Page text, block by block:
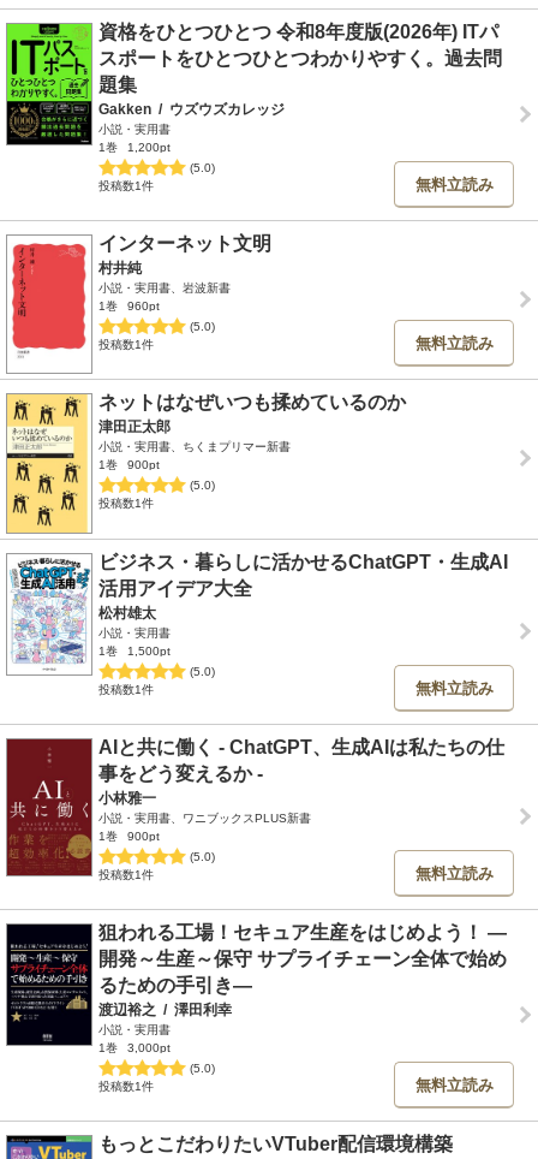
資格をひとつひとつ 令和8年度版(2026年) ITパ
スポートをひとつひとつわかりやすく。過去問
題集
Gakken / ウズウズカレッジ
小説・実用書
1巻
1,200pt
(5.0)
投稿数1件
無料立読み
インターネット文明
村井純
小説・実用書、岩波新書
1巻
960pt
(5.0)
投稿数1件
無料立読み
ネットはなぜいつも揉めているのか
津田正太郎
小説・実用書、ちくまプリマー新書
1巻
900pt
(5.0)
投稿数1件
ビジネス・暮らしに活かせるChatGPT・生成AI
活用アイデア大全
松村雄太
小説・実用書
1巻
1,500pt
(5.0)
投稿数1件
無料立読み
AIと共に働く - ChatGPT、生成AIは私たちの仕
事をどう変えるか -
小林雅一
小説・実用書、ワニブックスPLUS新書
1巻
900pt
(5.0)
投稿数1件
無料立読み
狙われる工場！セキュア生産をはじめよう！ ―
開発～生産～保守 サプライチェーン全体で始め
るための手引き―
渡辺裕之 / 澤田利幸
小説・実用書
1巻
3,000pt
(5.0)
投稿数1件
無料立読み
もっとこだわりたいVTuber配信環境構築